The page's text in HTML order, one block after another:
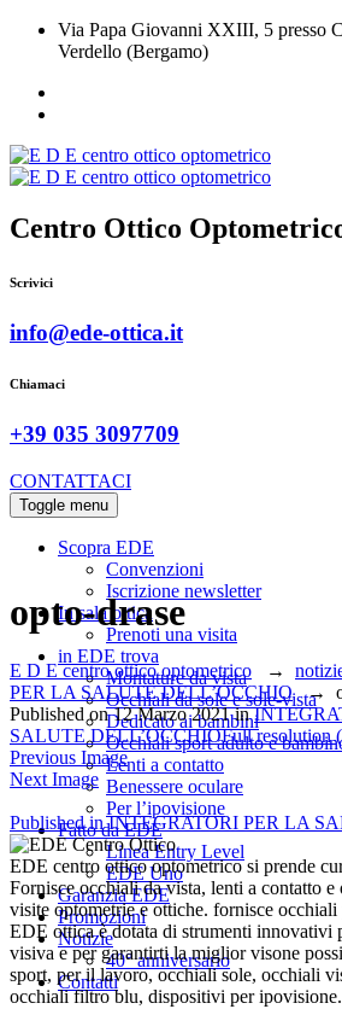
Via Papa Giovanni XXIII, 5 presso
Verdello (Bergamo)
Centro Ottico
Scrivici
info@ede-ottica.it
Chiamaci
+39 035 3097709
CONTATTACI
Toggle menu
Scopra EDE
Convenzioni
Iscrizione newsletter
In sala ottica
Prenoti una visita
in EDE trova
Montature da vista
Occhiali da sole e sole-vista
Dedicato ai bambini
Occhiali sport adulto e
Lenti a contatto
Benessere oculare
Per l’ipovisione
Fatto da EDE
Linea Entry Level
EDE Uno
Garanzia EDE
Promozioni
Notizie
40° anniversario
Contatti
opto-drase
E D E centro ottico optometrico →
PER LA SALUTE DELL’OCCHIO→
Published on12 Marzo 2021in
SALUTE DELL’OCCHIOFull resolution
Previous Image
Next Image
Navigazione
articoli
Published in INTEGRATORI PER LA
EDE centro ottico optometrico si prende
Fornisce occhiali da vista, lenti a contatto e
visite optometrie e ottiche. fornisce
EDE ottica è dotata di strumenti innovativi
visiva e per garantirti la miglior visone
sport, per il lavoro, occhiali sole, occhiali
occhiali filtro blu, dispositivi per ipovisione.